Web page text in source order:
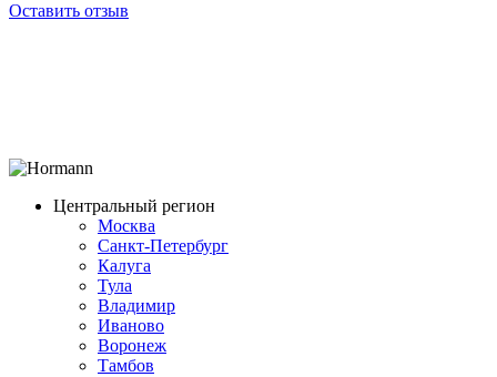
Оставить отзыв
Центральный регион
Москва
Санкт-Петербург
Калуга
Тула
Владимир
Иваново
Воронеж
Тамбов